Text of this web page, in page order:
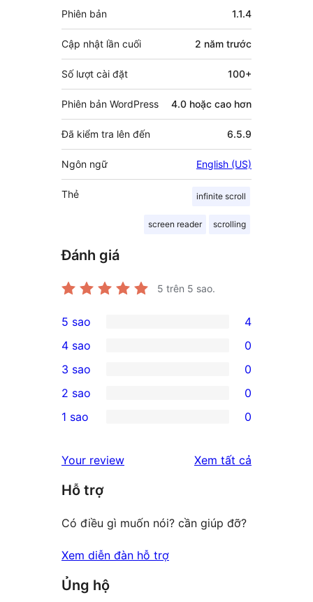
Meta
Phiên bản 1.1.4
Cập nhật lần cuối 2 năm trước
Số lượt cài đặt 100+
Phiên bản WordPress 4.0 hoặc cao hơn
Đã kiểm tra lên đến 6.5.9
Ngôn ngữ English (US)
Thẻ infinite scroll
screen reader scrolling
Đánh giá
5 trên 5 sao.
4
5-
star
reviews
5 sao 4
4-
star
reviews
4 sao 0
0
3-
star
3 sao 0
2-
reviews
2 sao 0
star
reviews
1 sao 0
Your review Xem tất cả
Hỗ trợ
Có điều gì muốn nói? cần giúp đỡ?
Xem diễn đàn hỗ trợ
Ủng hộ